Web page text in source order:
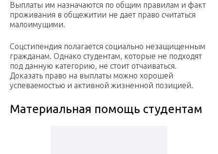
Выплаты им назначаются по общим правилам и факт
проживания в общежитии не дает право считаться
малоимущими.
Соцстипендия полагается социально незащищенным
гражданам. Однако студентам, которые не подходят
под данную категорию, не стоит отчаиваться.
Доказать право на выплаты можно хорошей
успеваемостью и активной жизненной позицией.
Материальная помощь студентам